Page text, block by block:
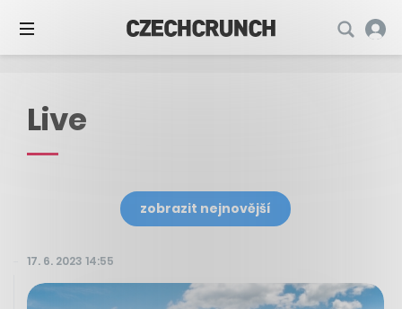
Live
zobrazit nejnovější
17. 6. 2023 14:55